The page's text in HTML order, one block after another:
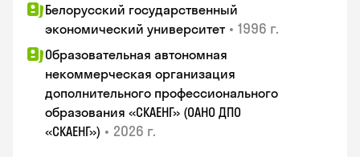
Белорусский государственный
экономический университет • 1996 г.
Образовательная автономная
некоммерческая организация
дополнительного профессионального
образования «СКАЕНГ» (ОАНО ДПО
«СКАЕНГ») • 2026 г.